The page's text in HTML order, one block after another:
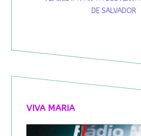
DE SALVADOR
VIVA MARIA